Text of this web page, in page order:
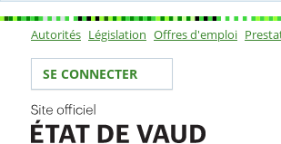
Sous-navigation
Autorités Législation Offres d'emploi
Votre identité
SE CONNECTER